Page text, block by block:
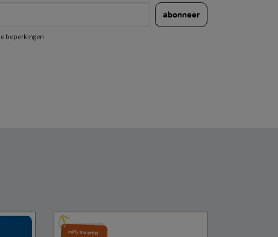
abonneer
beperkingen